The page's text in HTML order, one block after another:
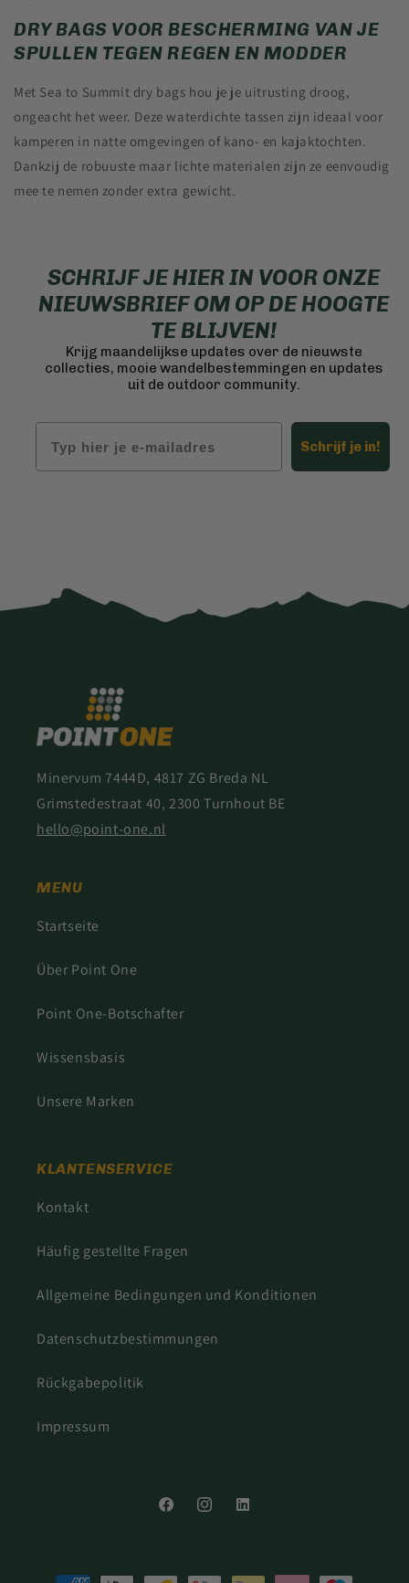
DRY BAGS VOOR BESCHERMING VAN JE
SPULLEN TEGEN REGEN EN MODDER
Met Sea to Summit dry bags hou je je uitrusting droog,
ongeacht het weer. Deze waterdichte tassen zijn ideaal voor
kamperen in natte omgevingen of kano- en kajaktochten.
Dankzij de robuuste maar lichte materialen zijn ze eenvoudig
mee te nemen zonder extra gewicht.
SCHRIJF JE HIER IN VOOR ONZE
NIEUWSBRIEF OM OP DE HOOGTE
TE BLIJVEN!
Krijg maandelijkse updates over de nieuwste
collecties, mooie wandelbestemmingen en updates
uit de outdoor community.
Email
Schrijf je in!
Minervum 7444D, 4817 ZG Breda NL
Grimstedestraat 40, 2300 Turnhout BE
hello@point-one.nl
MENU
Startseite
Über Point One
Point One-Botschafter
Wissensbasis
Unsere Marken
KLANTENSERVICE
Kontakt
Häufig gestellte Fragen
Allgemeine Bedingungen und Konditionen
Datenschutzbestimmungen
Rückgabepolitik
Impressum
FacebookInstagramLinkedIn
Zahlungsmethoden